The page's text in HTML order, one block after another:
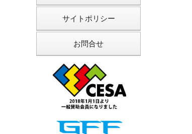
サイトポリシー
お問合せ